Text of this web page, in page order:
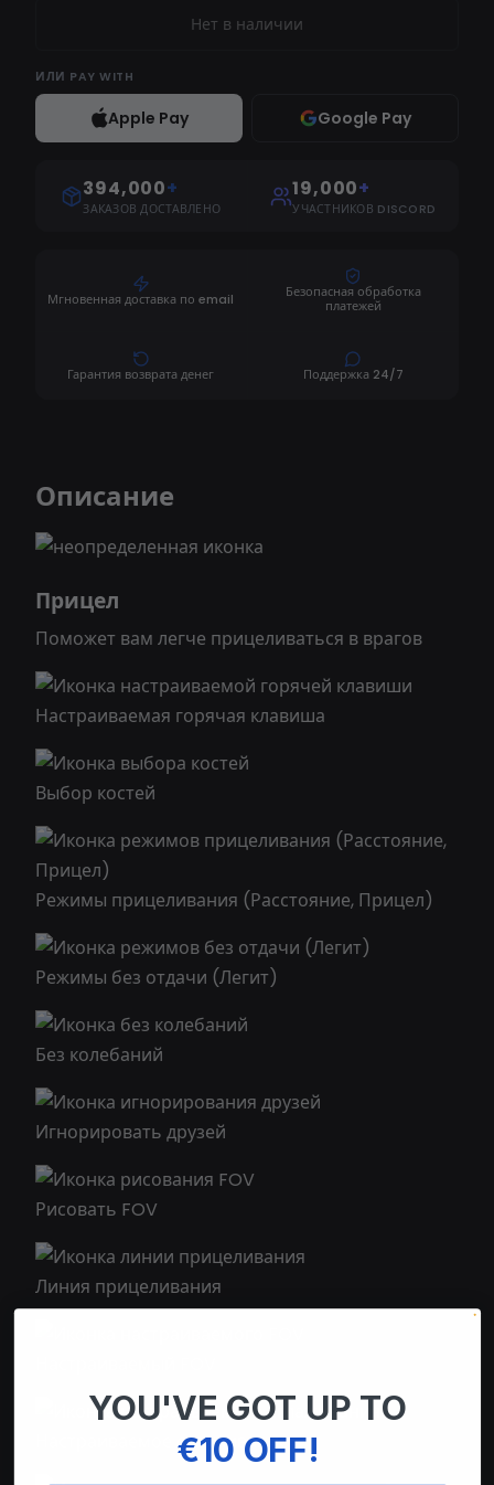
Нет в наличии
ИЛИ PAY WITH
Apple Pay Google Pay
394,000+
ЗАКАЗОВ ДОСТАВЛЕНО
19,000+
УЧАСТНИКОВ DISCORD
Мгновенная доставка по email
Безопасная обработка
платежей
Гарантия возврата денег Поддержка 24/7
Описание
Прицел
Поможет вам легче прицеливаться в врагов
Настраиваемая горячая клавиша
Выбор костей
Режимы прицеливания (Расстояние, Прицел)
Режимы без отдачи (Легит)
Без колебаний
Игнорировать друзей
Рисовать FOV
Линия прицеливания
Настраиваемое сглаживание
YOU'VE GOT UP TO
€10 OFF!